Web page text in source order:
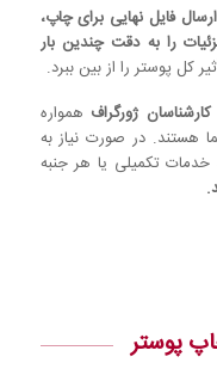
فایل نهایی برای چاپ،
را به دقت چندین بار
کل پوستر را از بین ببرد.
ژورگراف همواره
هستند. در صورت نیاز به
خدمات تکمیلی یا هر جنبه